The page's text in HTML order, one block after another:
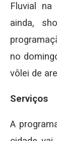
Fluvial
ainda,
no
vôlei de
Serviços
A